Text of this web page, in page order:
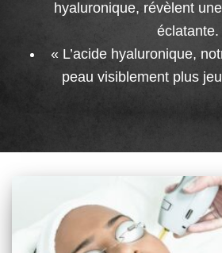
hyaluronique, révèlent
éclatante.
« L’acide hyaluronique,
peau visiblement plus